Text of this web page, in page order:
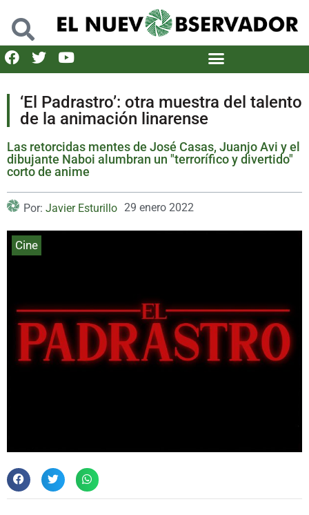
‘El Padrastro’: otra muestra del talento
de la animación linarense
Las retorcidas mentes de José Casas, Juanjo Avi y el
dibujante Naboi alumbran un "terrorífico y divertido"
corto de anime
Por: Javier Esturillo 29 enero 2022
Cine